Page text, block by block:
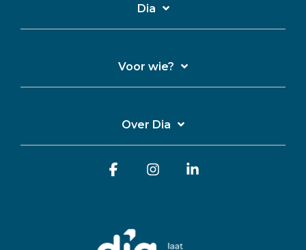
Dia
Voor wie?
Over Dia
FacebookInstagram